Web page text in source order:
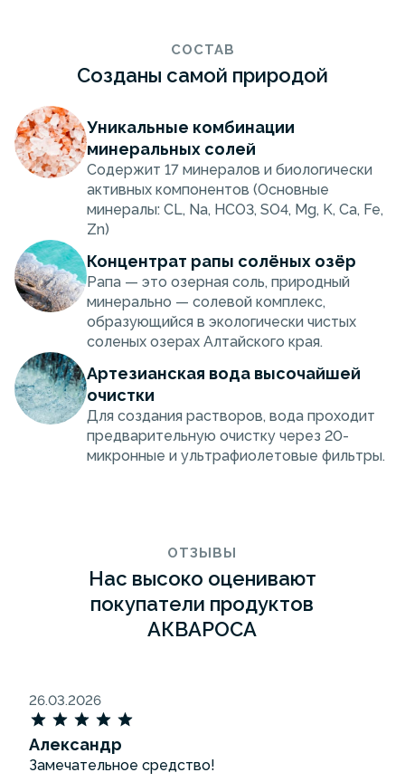
СОСТАВ
Созданы самой природой
Уникальные комбинации
минеральных солей
Содержит 17 минералов и биологически
активных компонентов (Основные
минералы: CL, Na, HCO3, SO4, Mg, K, Ca, Fe,
Zn)
Концентрат рапы солёных озёр
Рапа — это озерная соль, природный
минерально — солевой комплекс,
образующийся в экологически чистых
соленых озерах Алтайского края.
Артезианская вода высочайшей
очистки
Для создания растворов, вода проходит
предварительную очистку через 20-
микронные и ультрафиолетовые фильтры.
ОТЗЫВЫ
Нас высоко оценивают
покупатели продуктов
АКВАРОСА
26.03.2026
Александр
Замечательное средство!